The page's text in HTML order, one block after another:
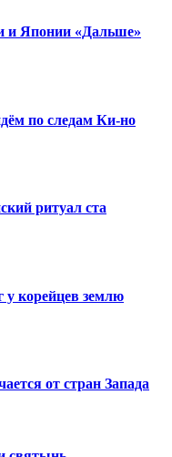
и Японии «Дальше»
по следам Ки-но
ритуал ста
у корейцев землю
от стран Запада